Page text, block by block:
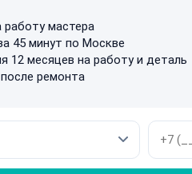
работу мастера
45 минут по Москве
12 месяцев на работу и деталь
ремонта